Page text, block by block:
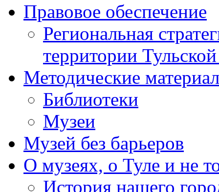
Правовое обеспечение
Региональная
территории
Методические
Библиотеки
Музеи
Музей без барьеров
О музеях, о Туле и не
История нашего